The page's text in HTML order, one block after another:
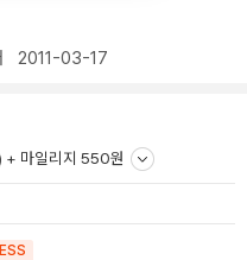
2011-03-17
+ 마일리지 550원